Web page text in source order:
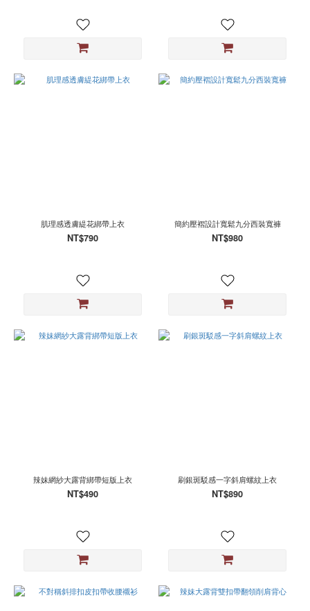
肌理感透膚緹花綁帶上衣
NT$790
簡約壓褶設計寬鬆九分西裝寬褲
NT$980
辣妹網紗大露背綁帶短版上衣
NT$490
刷銀斑駁感一字斜肩螺紋上衣
NT$890